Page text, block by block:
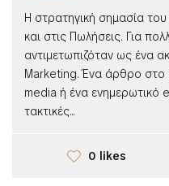
Η στρατηγική σημασία
και στις Πωλήσεις. Για
αντιμετωπιζόταν ως ένα
Marketing. Ένα άρθρο
media ή ένα ενημερωτικό
τακτικές...
0 likes